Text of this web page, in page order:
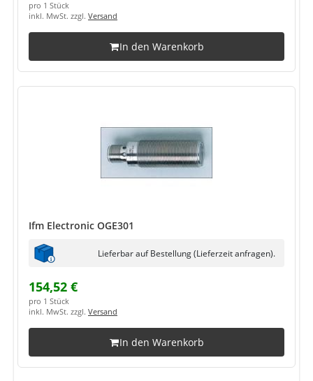
pro 1 Stück
inkl. MwSt. zzgl. Versand
In den Warenkorb
Ifm Electronic OGE301
Lieferbar auf Bestellung (Lieferzeit anfragen).
154,52 €
pro 1 Stück
inkl. MwSt. zzgl. Versand
In den Warenkorb